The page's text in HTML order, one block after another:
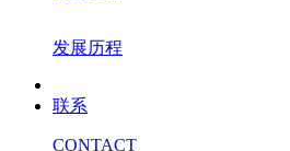
发展历程
联系
CONTACT